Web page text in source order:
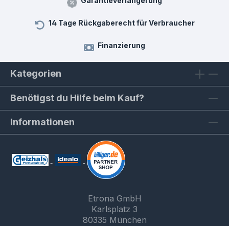
14 Tage Rückgaberecht für Verbraucher
Finanzierung
Kategorien
Benötigst du Hilfe beim Kauf?
Informationen
Etrona GmbH
Karlsplatz 3
80335 München